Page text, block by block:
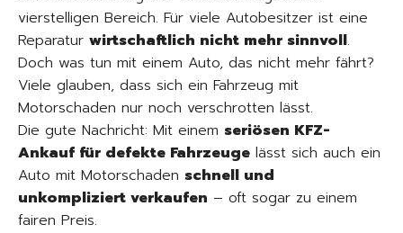
vierstelligen Bereich. Für viele Autobesitzer ist eine
Reparatur wirtschaftlich nicht mehr sinnvoll.
Doch was tun mit einem Auto, das nicht mehr fährt?
Viele glauben, dass sich ein Fahrzeug mit
Motorschaden nur noch verschrotten lässt.
Die gute Nachricht: Mit einem seriösen KFZ-
Ankauf für defekte Fahrzeuge lässt sich auch ein
Auto mit Motorschaden schnell und
unkompliziert verkaufen – oft sogar zu einem
fairen Preis.